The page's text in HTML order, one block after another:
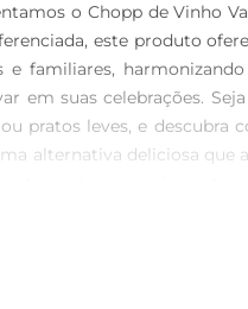
o Chopp de Vinho
este produto
em suas celebrações.
pratos leves, e descubra
alternativa deliciosa que
a qualidade do produto,